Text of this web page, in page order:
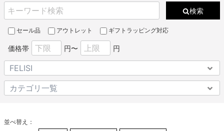
検索
セール品 アウトレット ギフトラッピング対応
価格帯 円〜 円
並べ替え：